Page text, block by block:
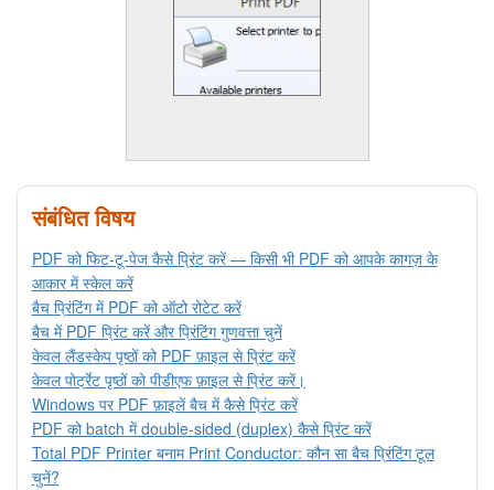
संबंधित विषय
PDF को फिट-टू-पेज कैसे प्रिंट करें — किसी भी PDF को आपके कागज़ के
आकार में स्केल करें
बैच प्रिंटिंग में PDF को ऑटो रोटेट करें
बैच में PDF प्रिंट करें और प्रिंटिंग गुणवत्ता चुनें
केवल लैंडस्केप पृष्ठों को PDF फ़ाइल से प्रिंट करें
केवल पोर्ट्रेट पृष्ठों को पीडीएफ फ़ाइल से प्रिंट करें।
Windows पर PDF फ़ाइलें बैच में कैसे प्रिंट करें
PDF को batch में double-sided (duplex) कैसे प्रिंट करें
Total PDF Printer बनाम Print Conductor: कौन सा बैच प्रिंटिंग टूल
चुनें?